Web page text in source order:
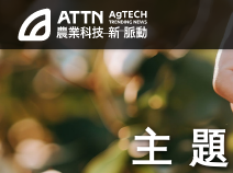
主